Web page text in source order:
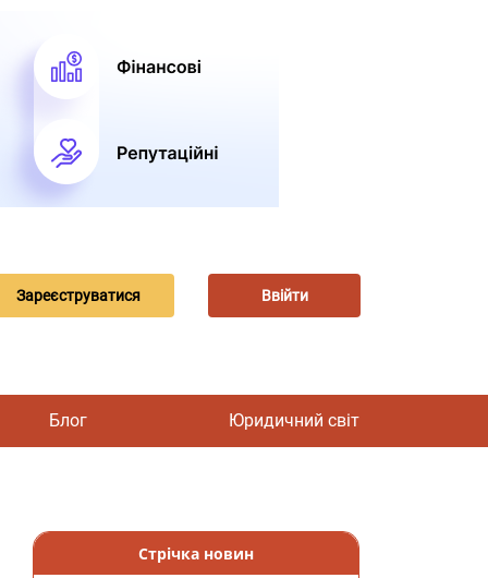
Зареєструватися Ввійти
Блог Юридичний світ
Стрічка новин